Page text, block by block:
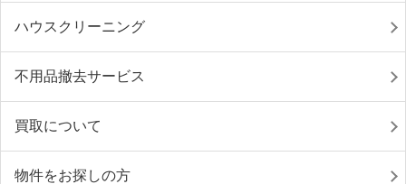
ハウスクリーニング
不用品撤去サービス
買取について
物件をお探しの方